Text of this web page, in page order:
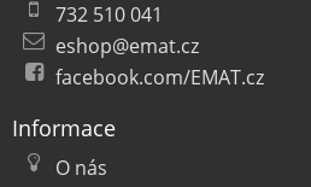
732 510 041
eshop@emat.cz
facebook.com/EMAT.cz
Informace
O nás